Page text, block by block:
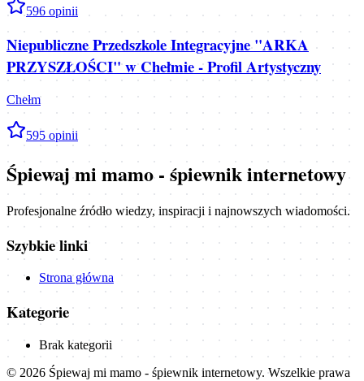
596 opinii
Niepubliczne Przedszkole Integracyjne "ARKA
PRZYSZŁOŚCI" w Chełmie - Profil Artystyczny
Chełm
595 opinii
Śpiewaj mi mamo - śpiewnik internetowy
Profesjonalne źródło wiedzy, inspiracji i najnowszych wiadomości.
Szybkie linki
Strona główna
Kategorie
Brak kategorii
© 2026 Śpiewaj mi mamo - śpiewnik internetowy. Wszelkie prawa